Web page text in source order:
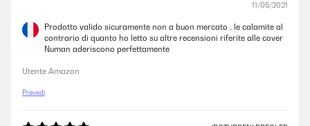
11/05/2021
Prodotto valido sicuramente non a buon mercato , le calamite al
contrario di quanto ho letto su altre recensioni riferite alle cover
Numan aderiscono perfettamente
Utente Amazon
Prevedi